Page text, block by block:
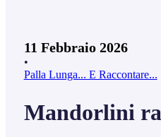
11 Febbraio 2026
•
Palla Lunga... E Raccontare...
Mandorlini